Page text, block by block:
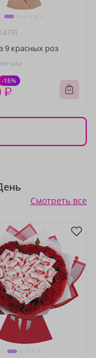
9 красных роз
-15%
₽
Смотреть все